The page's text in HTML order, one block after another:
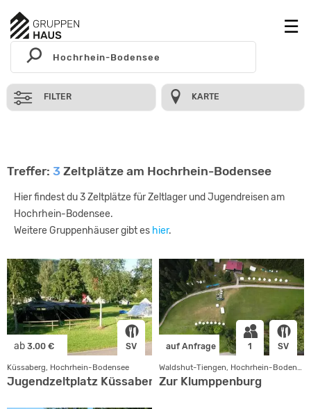
FILTER KARTE
Treffer: 3 Zeltplätze am Hochrhein-Bodensee
Hier findest du 3 Zeltplätze für Zeltlager und Jugendreisen am
Hochrhein-Bodensee.
Weitere Gruppenhäuser gibt es hier.
ab 3.00 € SV
Küssaberg, Hochrhein-Bodensee
Jugendzeltplatz Küssaberg
auf Anfrage 1 SV
Waldshut-Tiengen, Hochrhein-Bodensee
Zur Klumppenburg